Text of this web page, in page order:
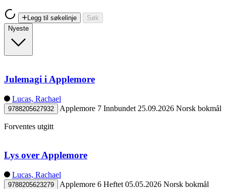
Legg til søkelinje
Søk
Nyeste
Julemagi i Applemore
Lucas, Rachael
9788205627932 Applemore 7 Innbundet 25.09.2026 Norsk bokmål
Forventes utgitt
Lys over Applemore
Lucas, Rachael
9788205623279 Applemore 6 Heftet 05.05.2026 Norsk bokmål